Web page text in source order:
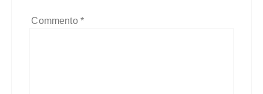
Commento *